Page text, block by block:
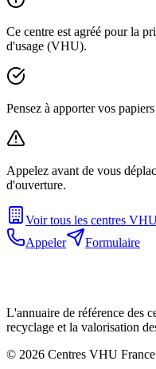
Ce centre est agréé pour la
d'usage (VHU).
Pensez à apporter vos
Appelez avant de vous
d'ouverture.
Voir tous les centres
Appeler
Formulaire
L'annuaire de référence des
recyclage et la valorisation
© 2026 Centres VHU